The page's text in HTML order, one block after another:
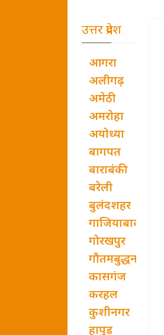
उत्तर प्रदेश
आगरा
अलीगढ़
अमेठी
अमरोहा
अयोध्या
बागपत
बाराबंकी
बरेली
बुलंदशहर
गाजियाबाद
गोरखपुर
गौतमबुद्धनगर
कासगंज
करहल
कुशीनगर
हापुड़